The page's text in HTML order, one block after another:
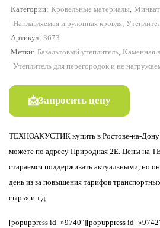
Категории: Кровельные материалы
Наплавляемая и рулонная кровля
Артикул: 3673
Метки: Базальтовый утеплитель Каменная
Утеплитель для перегородок и не
Запросить цену
ТЕХНОАКУСТИК купить в Ростове-на-Дону
можете по адресу Природная 2Е. Цены
стараемся поддерживать актуальными, но
день из за повышения тарифов
сырья и т.д.
[popuppress id=»9740″][popuppress